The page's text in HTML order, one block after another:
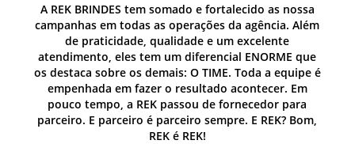
A REK BRINDES tem somado e fortalecido as nossa
campanhas em todas as operações da agência. Além
de praticidade, qualidade e um excelente
atendimento, eles tem um diferencial ENORME que
os destaca sobre os demais: O TIME. Toda a equipe é
empenhada em fazer o resultado acontecer. Em
pouco tempo, a REK passou de fornecedor para
parceiro. E parceiro é parceiro sempre. E REK? Bom,
REK é REK!